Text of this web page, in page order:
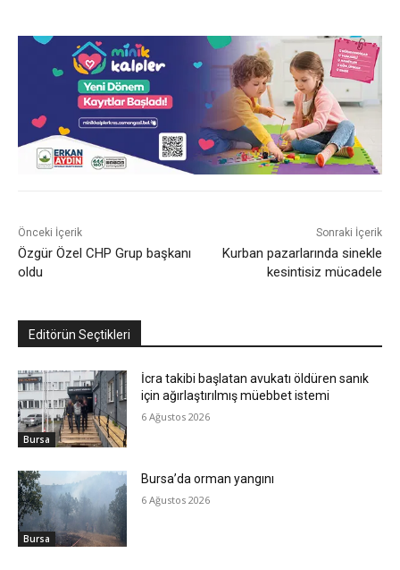
Önceki İçerik
Özgür Özel CHP Grup başkanı
oldu
Sonraki İçerik
Kurban pazarlarında sinekle
kesintisiz mücadele
Editörün Seçtikleri
Bursa
İcra takibi başlatan avukatı öldüren sanık
için ağırlaştırılmış müebbet istemi
6 Ağustos 2026
Bursa
Bursa’da orman yangını
6 Ağustos 2026